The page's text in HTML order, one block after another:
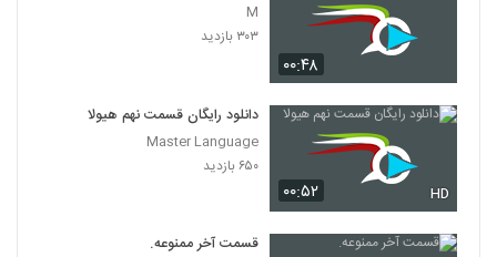
۰۰:۴۸
M
۳۰۳ بازدید
۰۰:۵۲ HD
دانلود رایگان قسمت نهم هیولا
Master Language
۶۵۰ بازدید
قسمت آخر ممنوعه.